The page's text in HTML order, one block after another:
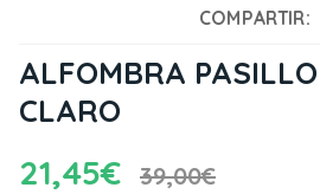
COMPARTIR:
ALFOMBRA
CLARO
21,45€ 39,00€